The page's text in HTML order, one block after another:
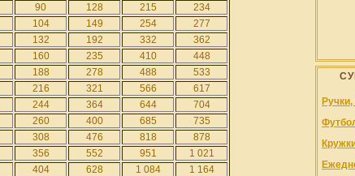
90 128 215
234
104 149 254
277
132 192 332
362
160 235 410
448
188 278 488
533
216 321 566
617
244 364 644
704
260 400 685
735
308 476 818
878
356 552 951
1 021
404 628 1 084
1 164